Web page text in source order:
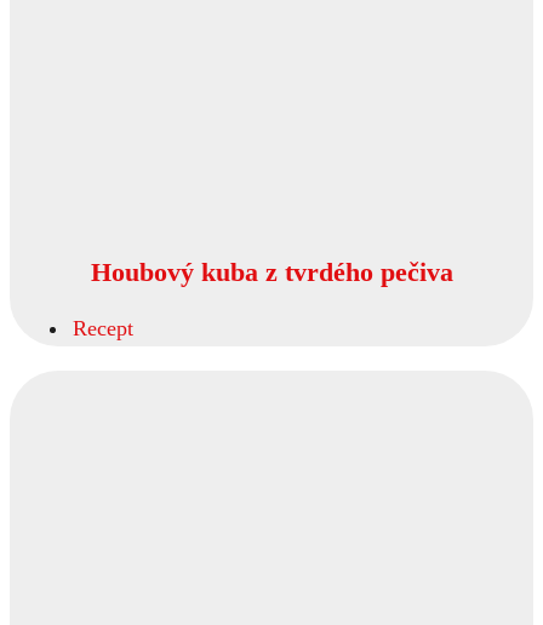
Houbový kuba z tvrdého pečiva
Recept